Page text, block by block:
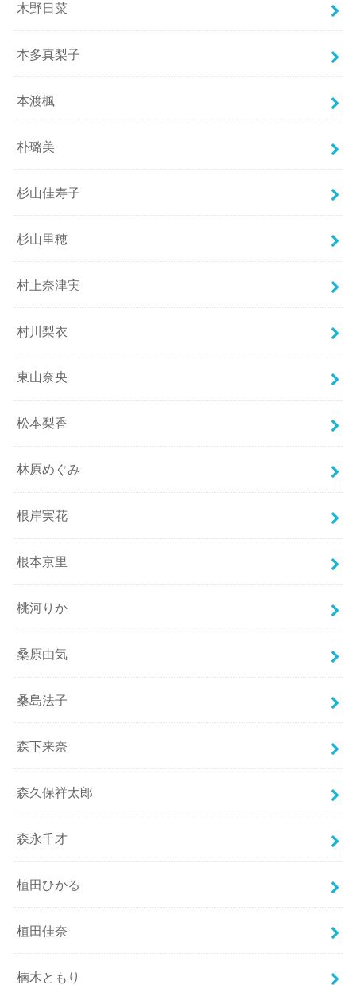
木野日菜
本多真梨子
本渡楓
朴璐美
杉山佳寿子
杉山里穂
村上奈津実
村川梨衣
東山奈央
松本梨香
林原めぐみ
根岸実花
根本京里
桃河りか
桑原由気
桑島法子
森下来奈
森久保祥太郎
森永千才
植田ひかる
植田佳奈
楠木ともり